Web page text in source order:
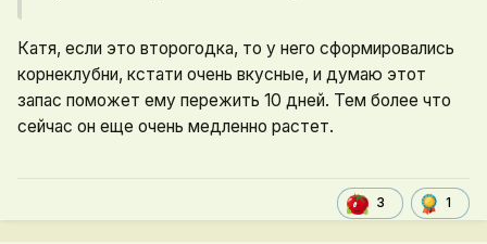
Катя, если это второгодка, то у него сформировались
корнеклубни, кстати очень вкусные, и думаю этот
запас поможет ему пережить 10 дней. Тем более что
сейчас он еще очень медленно растет.
3 1